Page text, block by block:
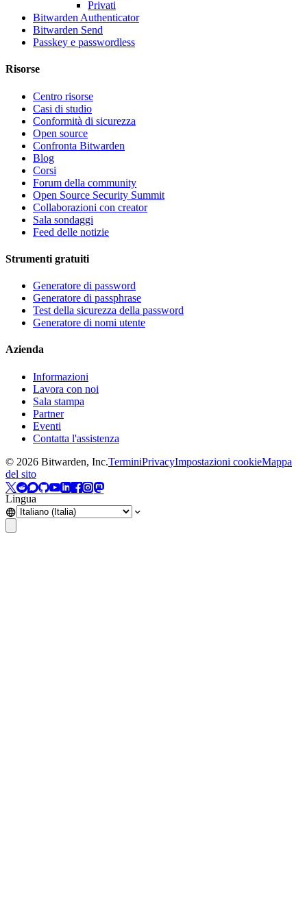
Privati
Bitwarden Authenticator
Bitwarden Send
Passkey e passwordless
Risorse
Centro risorse
Casi di studio
Conformità di sicurezza
Open source
Confronta Bitwarden
Blog
Corsi
Forum della community
Open Source Security Summit
Collaborazioni con creator
Sala sondaggi
Feed delle notizie
Strumenti gratuiti
Generatore di password
Generatore di passphrase
Test della sicurezza della password
Generatore di nomi utente
Azienda
Informazioni
Lavora con noi
Sala stampa
Partner
Eventi
Contatta l'assistenza
© 2026 Bitwarden, Inc.TerminiPrivacyImpostazioni cookieMappa
del sito
Lingua